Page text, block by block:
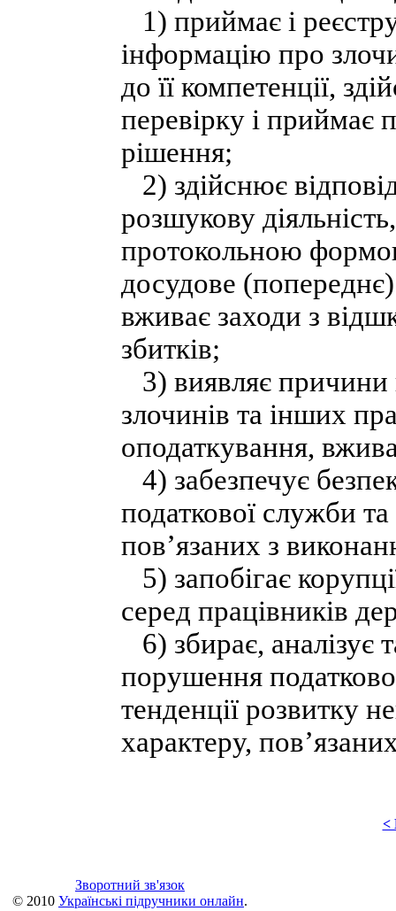
1) приймає і
інформацію про
до її компетенції,
перевірку і приймає
рішення;
2) здійснює
розшукову
протокольною
досудове
вживає заходи з
збитків;
3) виявляє
злочинів та інших
оподаткування,
4) забезпечує
податкової служби
пов’язаних з
5) запобігає
серед працівників
6) збирає, аналізує
порушення
тенденції розвитку
характеру,
<
Зворотний зв'язок
© 2010 Українські підручники онлайн.